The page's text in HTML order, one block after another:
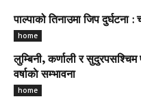
पाल्पाको तिनाउमा जिप
home
लुम्बिनी, कर्णाली र
वर्षाकाे सम्भावना
home